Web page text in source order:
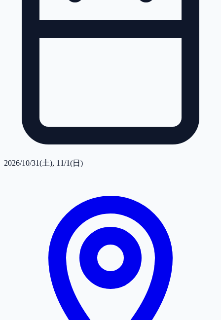
2026/10/31(土), 11/1(日)